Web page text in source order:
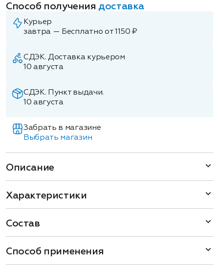
Способ получения доставка
Курьер
завтра — Бесплатно от 1150 ₽
СДЭК. Доставка курьером
10 августа
СДЭК. Пункт выдачи.
10 августа
Забрать в магазине
Выбрать магазин
Описание
Характеристики
Состав
Способ применения